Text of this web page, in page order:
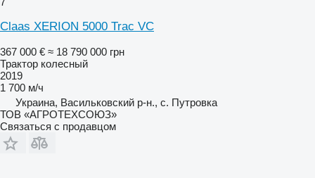
Claas XERION 5000 Trac VC
367 000 € ≈ 18 790 000 грн
Трактор колесный
2019
1 700 м/ч
Украина, Васильковский р-н., с. Путровка
ТОВ «АГРОТЕХСОЮЗ»
Связаться с продавцом